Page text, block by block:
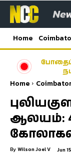
Home
Home
ஆலயம்:
By Wilson Joel V Jun